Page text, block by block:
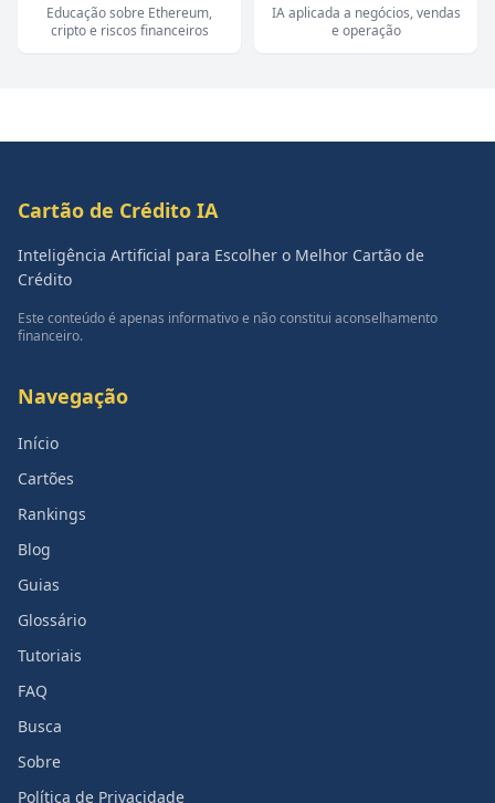
Educação sobre Ethereum,
cripto e riscos financeiros
IA aplicada a negócios, vendas
e operação
Cartão de Crédito IA
Inteligência Artificial para Escolher o Melhor Cartão de
Crédito
Este conteúdo é apenas informativo e não constitui aconselhamento
financeiro.
Navegação
Início
Cartões
Rankings
Blog
Guias
Glossário
Tutoriais
FAQ
Busca
Sobre
Política de Privacidade